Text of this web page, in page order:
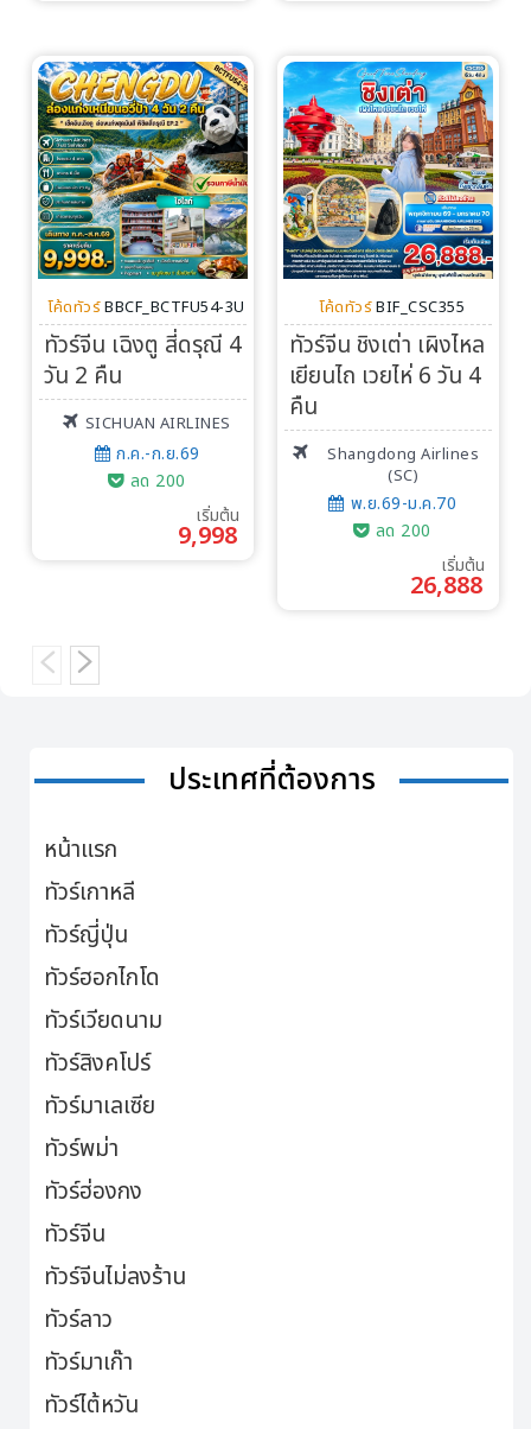
โค้ดทัวร์ BBCF_BCTFU54-3U
ทัวร์จีน เฉิงตู สี่ดรุณี 4
วัน 2 คืน
SICHUAN AIRLINES
ก.ค.-ก.ย.69
ลด 200
เริ่มต้น
9,998
โค้ดทัวร์ BIF_CSC355
ทัวร์จีน ชิงเต่า เผิงไหล
เยียนไถ เวยไห่ 6 วัน 4
คืน
Shangdong Airlines
(SC)
พ.ย.69-ม.ค.70
ลด 200
เริ่มต้น
26,888
ประเทศที่ต้องการ
หน้าแรก
ทัวร์เกาหลี
ทัวร์ญี่ปุ่น
ทัวร์ฮอกไกโด
ทัวร์เวียดนาม
ทัวร์สิงคโปร์
ทัวร์มาเลเซีย
ทัวร์พม่า
ทัวร์ฮ่องกง
ทัวร์จีน
ทัวร์จีนไม่ลงร้าน
ทัวร์ลาว
ทัวร์มาเก๊า
ทัวร์ไต้หวัน